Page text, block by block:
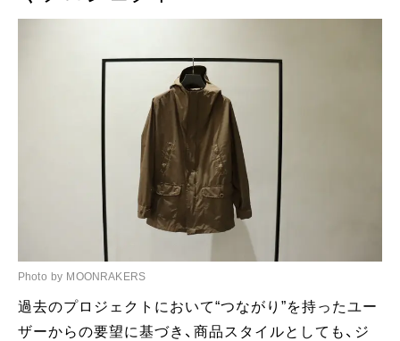
Photo by MOONRAKERS
過去のプロジェクトにおいて“つながり”を持ったユー
ザーからの要望に基づき、商品スタイルとしても、ジ